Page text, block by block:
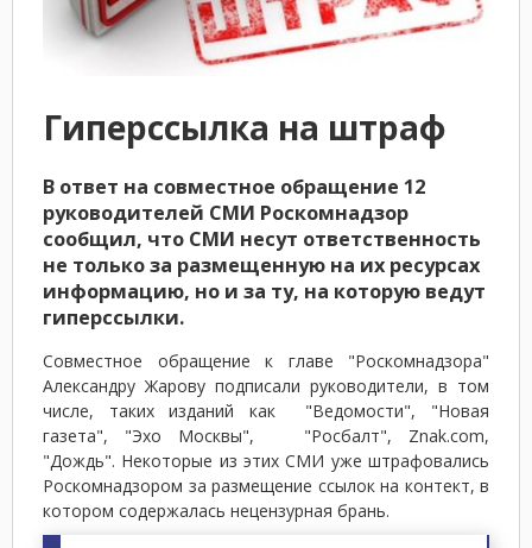
Гиперссылка на штраф
В ответ на совместное обращение 12
руководителей СМИ Роскомнадзор
сообщил, что СМИ несут ответственность
не только за размещенную на их ресурсах
информацию, но и за ту, на которую ведут
гиперссылки.
Совместное обращение к главе "Роскомнадзора"
Александру Жарову подписали руководители, в том
числе, таких изданий как "Ведомости", "Новая
газета", "Эхо Москвы", "Росбалт", Znak.com,
"Дождь". Некоторые из этих СМИ уже штрафовались
Роскомнадзором за размещение ссылок на контект, в
котором содержалась нецензурная брань.